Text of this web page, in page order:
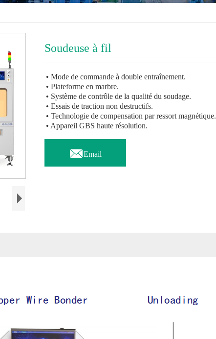
Soudeuse à fil
• Mode de commande à double entraînement.
• Plateforme en marbre.
• Système de contrôle de la qualité du soudage.
• Essais de traction non destructifs.
• Technologie de compensation par ressort magnétique.
• Appareil GBS haute résolution.
Email